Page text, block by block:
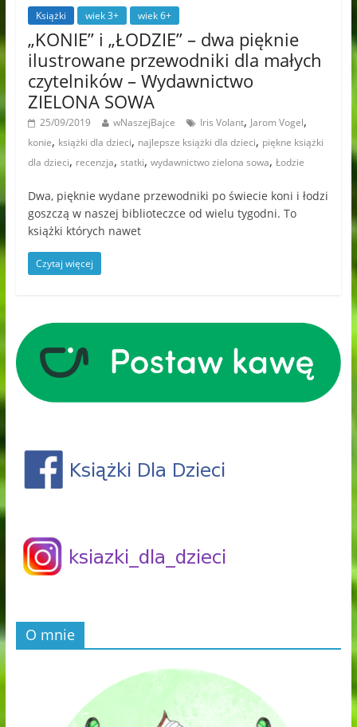
Książki wiek 3+ wiek 6+
„KONIE” i „ŁODZIE” – dwa pięknie
ilustrowane przewodniki dla małych
czytelników – Wydawnictwo
ZIELONA SOWA
25/09/2019 wNaszejBajce Iris Volant, Jarom Vogel,
konie, książki dla dzieci, najlepsze książki dla dzieci, piękne książki
dla dzieci, recenzja, statki, wydawnictwo zielona sowa, Łodzie
Dwa, pięknie wydane przewodniki po świecie koni i łodzi
goszczą w naszej biblioteczce od wielu tygodni. To
książki których nawet
Czytaj więcej
O mnie